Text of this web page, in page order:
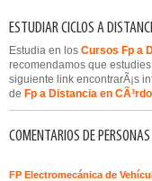
ESTUDIAR CICLOS A
Estudia en los Cursos Fp a
recomendamos que
siguiente link encontrarÃ¡s
de Fp a Distancia en
COMENTARIOS DE
FP Electromecánica de